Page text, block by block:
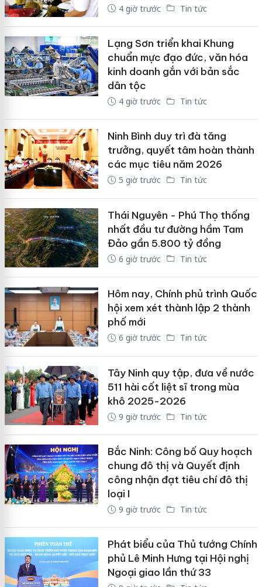
4 giờ trước Tin tức
Lạng Sơn triển khai Khung
chuẩn mực đạo đức, văn hóa
kinh doanh gắn với bản sắc
dân tộc
4 giờ trước Tin tức
Ninh Bình duy trì đà tăng
trưởng, quyết tâm hoàn thành
các mục tiêu năm 2026
5 giờ trước Tin tức
Thái Nguyên - Phú Thọ thống
nhất đầu tư đường hầm Tam
Đảo gần 5.800 tỷ đồng
6 giờ trước Tin tức
Hôm nay, Chính phủ trình Quốc
hội xem xét thành lập 2 thành
phố mới
6 giờ trước Tin tức
Tây Ninh quy tập, đưa về nước
511 hài cốt liệt sĩ trong mùa
khô 2025-2026
9 giờ trước Tin tức
Bắc Ninh: Công bố Quy hoạch
chung đô thị và Quyết định
công nhận đạt tiêu chí đô thị
loại I
9 giờ trước Tin tức
Phát biểu của Thủ tướng Chính
phủ Lê Minh Hưng tại Hội nghị
Ngoại giao lần thứ 33